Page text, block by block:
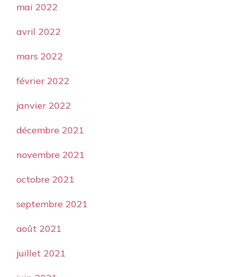
mai 2022
avril 2022
mars 2022
février 2022
janvier 2022
décembre 2021
novembre 2021
octobre 2021
septembre 2021
août 2021
juillet 2021